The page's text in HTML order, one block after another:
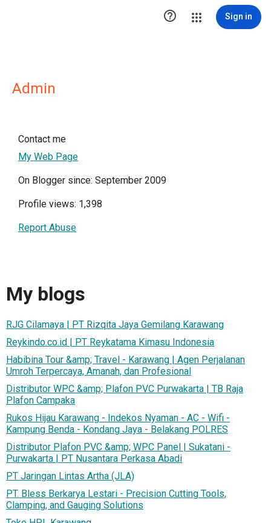
 Sign in
Admin
Contact me
My Web Page
On Blogger since: September 2009
Profile views: 1,398
Report Abuse
My blogs
RJG Cilamaya | PT Rizqita Jaya Gemilang Karawang
Reykindo.co.id | PT Reykatama Kimasu Indonesia
Habibina Tour &amp; Travel - Karawang | Agen Perjalanan
Umroh Terpercaya, Amanah, dan Profesional
Distributor WPC &amp; Plafon PVC Purwakarta | TB Raja
Plafon Campaka
Rukos Hijau Karawang - Indekos Nyaman - AC - Wifi -
Kampung Benda - Kondang Jaya - Belakang POLRES
Distributor Plafon PVC &amp; WPC Panel | Sukatani -
Purwakarta | PT Nusantara Perkasa Abadi
PT Jaringan Lintas Artha (JLA)
PT. Bless Berkarya Lestari - Precision Cutting Tools,
Clamping, and Gauging Solutions